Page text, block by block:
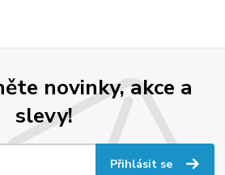
novinky, akce a
slevy!
Přihlásit se